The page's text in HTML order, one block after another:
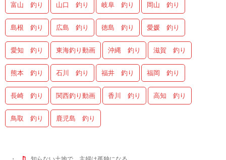
富山 釣り 山口 釣り 岐阜 釣り 岡山 釣り
島根 釣り 広島 釣り 徳島 釣り 愛媛 釣り
愛知 釣り 東海釣り動画 沖縄 釣り 滋賀 釣り
熊本 釣り 石川 釣り 福井 釣り 福岡 釣り
長崎 釣り 関西釣り動画 香川 釣り 高知 釣り
鳥取 釣り 鹿児島 釣り